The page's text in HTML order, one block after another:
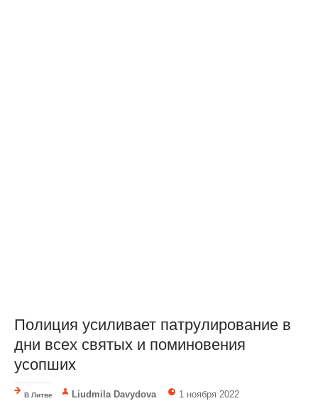
Полиция усиливает патрулирование в
дни всех святых и поминовения
усопших
В Литве Liudmila Davydova 1 ноября 2022